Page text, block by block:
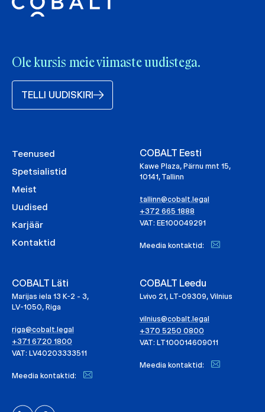
Ole kursis meie viimaste uudistega.
TELLI UUDISKIRI
Teenused
Spetsialistid
Meist
Uudised
Karjäär
Kontaktid
COBALT Eesti
Kawe Plaza, Pärnu mnt 15,
10141, Tallinn
tallinn@cobalt.legal
+372 665 1888
VAT: EE100049291
Meedia kontaktid:
COBALT Läti
Marijas iela 13 K-2 - 3,
LV-1050, Riga
riga@cobalt.legal
+371 6720 1800
VAT: LV40203333511
Meedia kontaktid:
COBALT Leedu
Lvivo 21, LT-09309, Vilnius
vilnius@cobalt.legal
+370 5250 0800
VAT: LT100014609011
Meedia kontaktid: